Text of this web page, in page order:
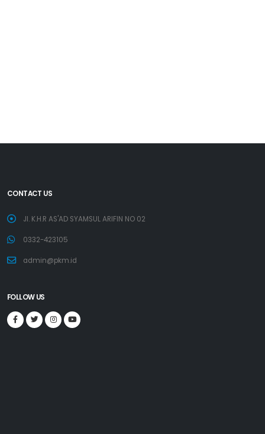
CONTACT US
Jl. K.H.R AS'AD SYAMSUL ARIFIN NO 02
0332-423105
admin@pkm.id
FOLLOW US